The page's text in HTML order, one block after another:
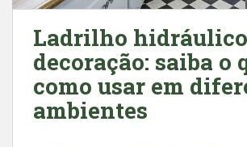
Ladrilho
decoração: saiba o
como usar em
ambientes